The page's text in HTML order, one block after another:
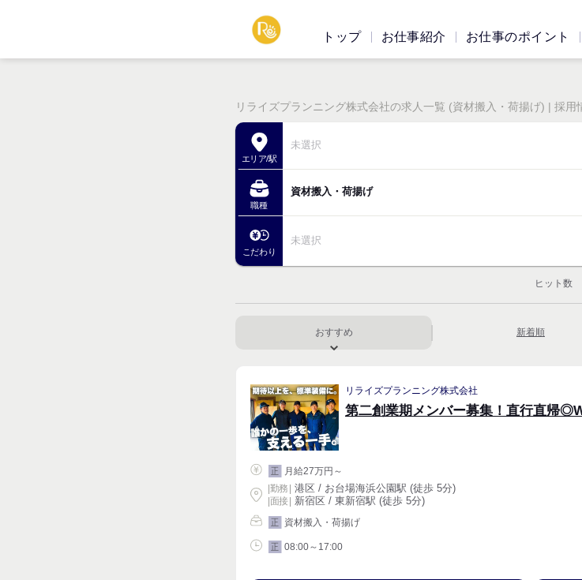
トップ お仕事紹介 お仕事のポイント
リライズプランニング株式会社の求人一覧 (資材搬入・荷揚げ) | 採用
エリア/駅
未選択
職種
資材搬入・荷揚げ
こだわり
未選択
ヒット数
おすすめ 新着順
リライズプランニング株式会社
第二創業期メンバー募集！直行直帰
正
月給27万円～
|勤務 港区 / お台場海浜公園駅 (徒歩 5分)
| 面接 | 新宿区 / 東新宿駅 (徒歩 5分)
正 資材搬入・荷揚げ
正 08:00～17:00